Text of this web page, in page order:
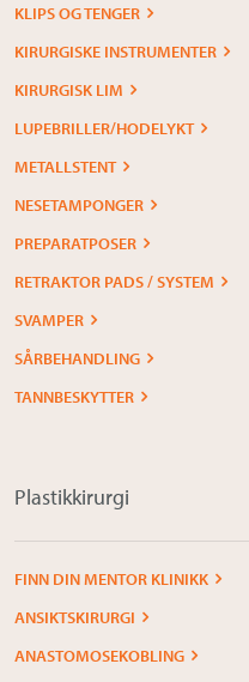
KLIPS OG TENGER
KIRURGISKE INSTRUMENTER
KIRURGISK LIM
LUPEBRILLER/HODELYKT
METALLSTENT
NESETAMPONGER
PREPARATPOSER
RETRAKTOR PADS / SYSTEM
SVAMPER
SÅRBEHANDLING
TANNBESKYTTER
Plastikkirurgi
FINN DIN MENTOR KLINIKK
ANSIKTSKIRURGI
ANASTOMOSEKOBLING